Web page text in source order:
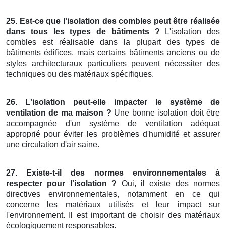
25. Est-ce que l'isolation des combles peut être réalisée
dans tous les types de bâtiments ? L'isolation des
combles est réalisable dans la plupart des types de
bâtiments édifices, mais certains bâtiments anciens ou de
styles architecturaux particuliers peuvent nécessiter des
techniques ou des matériaux spécifiques.
26. L'isolation peut-elle impacter le système de
ventilation de ma maison ? Une bonne isolation doit être
accompagnée d'un système de ventilation adéquat
approprié pour éviter les problèmes d'humidité et assurer
une circulation d'air saine.
27. Existe-t-il des normes environnementales à
respecter pour l'isolation ? Oui, il existe des normes
directives environnementales, notamment en ce qui
concerne les matériaux utilisés et leur impact sur
l'environnement. Il est important de choisir des matériaux
écologiquement responsables.